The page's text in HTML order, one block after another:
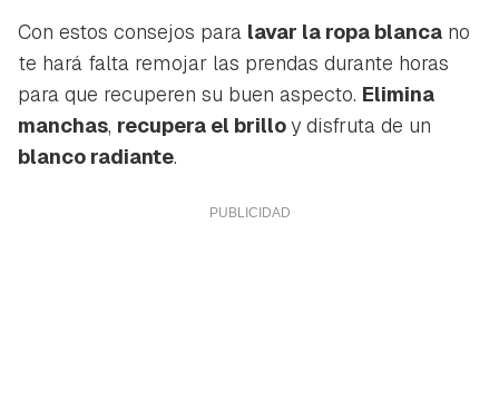
Con estos consejos para lavar la ropa blanca no
te hará falta remojar las prendas durante horas
para que recuperen su buen aspecto. Elimina
manchas, recupera el brilloy disfruta de un
blanco radiante.